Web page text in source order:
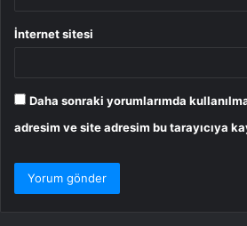
İnternet sitesi
Daha sonraki yorumlarımda
adresim ve site adresim bu tarayıcıya